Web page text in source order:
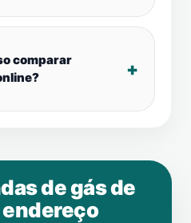
comparar
de gás de